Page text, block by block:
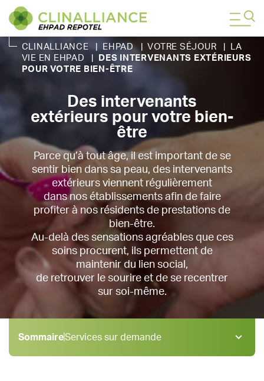
CLINALLIANCE EHPAD VOTRE SÉJOUR
LA
VIE EN EHPAD
DES INTERVENANTS EXTÉRIEURS
POUR VOTRE BIEN-ÊTRE
Des intervenants
extérieurs pour votre bien-
être
Parce qu’à tout âge, il est important de se
sentir bien dans sa peau, des intervenants
extérieurs viennent régulièrement
dans nos établissements afin de faire
profiter à nos résidents de prestations de
bien-être.
Au-delà des sensations agréables que ces
soins procurent, ils permettent de
maintenir du lien social,
de retrouver le sourire et de se recentrer
sur soi-même.
SommaireServices sur demande
1 .Services sur demande